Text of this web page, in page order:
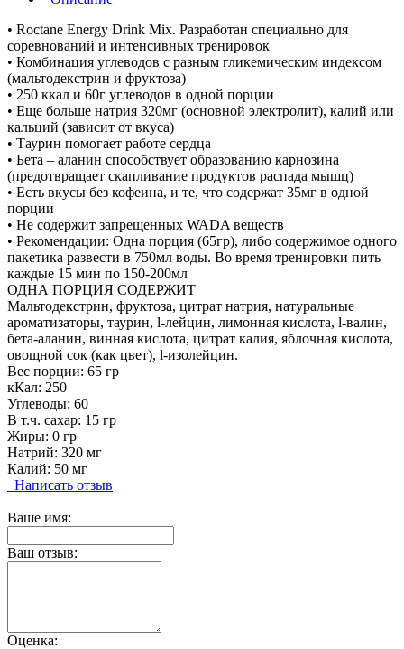
• Roctane Energy Drink Mix. Разработан специально для
соревнований и интенсивных тренировок
• Комбинация углеводов с разным гликемическим индексом
(мальтодекстрин и фруктоза)
• 250 ккал и 60г углеводов в одной порции
• Еще больше натрия 320мг (основной электролит), калий или
кальций (зависит от вкуса)
• Таурин помогает работе сердца
• Бета – аланин способствует образованию карнозина
(предотвращает скапливание продуктов распада мышц)
• Есть вкусы без кофеина, и те, что содержат 35мг в одной
порции
• Не содержит запрещенных WADA веществ
• Рекомендации: Одна порция (65гр), либо содержимое одного
пакетика развести в 750мл воды. Во время тренировки пить
каждые 15 мин по 150-200мл
ОДНА ПОРЦИЯ СОДЕРЖИТ
Мальтодекстрин, фруктоза, цитрат натрия, натуральные
ароматизаторы, таурин, l-лейцин, лимонная кислота, l-валин,
бета-аланин, винная кислота, цитрат калия, яблочная кислота,
овощной сок (как цвет), l-изолейцин.
Вес порции: 65 гр
кКал: 250
Углеводы: 60
В т.ч. сахар: 15 гр
Жиры: 0 гр
Натрий: 320 мг
Калий: 50 мг
Написать отзыв
Ваше имя:
Ваш отзыв:
Оценка: